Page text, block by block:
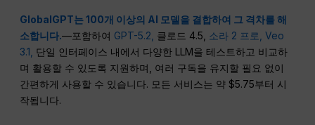
GlobalGPT는 100개 이상의 AI 모델을 결합하여 그 격차를 해
소합니다.—포함하여 GPT-5.2, 클로드 4.5, 소라 2 프로,Veo
3.1, 단일 인터페이스 내에서 다양한 LLM을 테스트하고 비교하
며 활용할 수 있도록 지원하며, 여러 구독을 유지할 필요 없이
간편하게 사용할 수 있습니다. 모든 서비스는 약 $5.75부터 시
작됩니다.